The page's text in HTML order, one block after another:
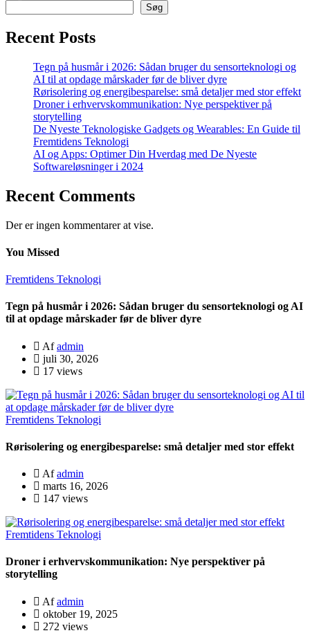
Søg
Recent Posts
Tegn på husmår i 2026: Sådan bruger du sensorteknologi og
AI til at opdage mårskader før de bliver dyre
Rørisolering og energibesparelse: små detaljer med stor effekt
Droner i erhvervskommunikation: Nye perspektiver på
storytelling
De Nyeste Teknologiske Gadgets og Wearables: En Guide til
Fremtidens Teknologi
AI og Apps: Optimer Din Hverdag med De Nyeste
Softwareløsninger i 2024
Recent Comments
Der er ingen kommentarer at vise.
You Missed
Fremtidens Teknologi
Tegn på husmår i 2026: Sådan bruger du sensorteknologi og AI
til at opdage mårskader før de bliver dyre
Afadmin
juli 30, 2026
17 views
Fremtidens Teknologi
Rørisolering og energibesparelse: små detaljer med stor effekt
Afadmin
marts 16, 2026
147 views
Fremtidens Teknologi
Droner i erhvervskommunikation: Nye perspektiver på
storytelling
Afadmin
oktober 19, 2025
272 views